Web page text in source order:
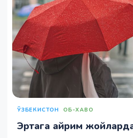
ЎЗБЕКИСТОН ОБ-ХАВО
Эртага айрим жойларда